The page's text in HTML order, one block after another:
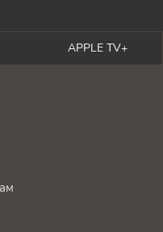
APPLE TV+